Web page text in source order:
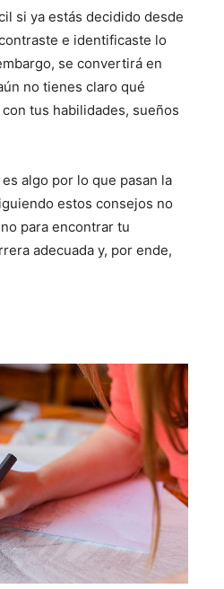
si ya estás decidido desde
e identificaste lo
se convertirá en
no tienes claro qué
tus habilidades, sueños
algo por lo que pasan la
estos consejos no
para encontrar tu
adecuada y, por ende,